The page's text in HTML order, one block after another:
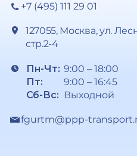
+7 (495) 111 29 01
127055, Москва, ул.
стр.2-4
Пн-Чт:
Пт:
Сб-Вс:
9:00 – 18:00
9:00 – 16:45
Выходной
fgurtm@ppp-